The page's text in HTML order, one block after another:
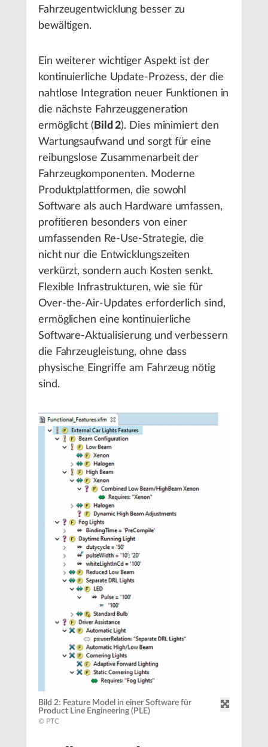
Fahrzeugentwicklung besser zu
bewältigen.
Ein weiterer wichtiger Aspekt ist der
kontinuierliche Update-Prozess, der die
nahtlose Integration neuer Funktionen in
die nächste Fahrzeuggeneration
ermöglicht ( Bild 2). Dies minimiert den
Wartungsaufwand und sorgt für eine
reibungslose Zusammenarbeit der
Fahrzeugkomponenten. Moderne
Produktplattformen, die sowohl
Software als auch Hardware umfassen,
profitieren besonders von einer
umfassenden Re-Use-Strategie, die
nicht nur die Entwicklungszeiten
verkürzt, sondern auch Kosten senkt.
Flexible Infrastrukturen, wie sie für
Over-the-Air-Updates erforderlich sind,
ermöglichen eine kontinuierliche
Software-Aktualisierung und verbessern
die Fahrzeugleistung, ohne dass
physische Eingriffe am Fahrzeug nötig
sind.
Bild 2: Feature Model in einer Software für
Product Line Engineering (PLE)
© PTC